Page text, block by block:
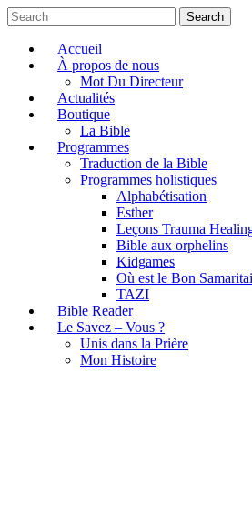
Search
Accueil
À propos de nous
Mot Du Directeur
Actualités
Boutique
La Bible
Programmes
Traduction de la Bible
Programmes holistiques
Alphabétisation
Esther
Leçons Trauma
Bible aux orphelins
Kidgames
Où est le Bon
TAZI
Bible Reader
Le Savez – Vous ?
Unis dans la Prière
Mon Histoire